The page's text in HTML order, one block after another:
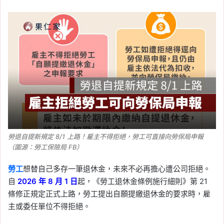
勞退自提新規定 8/1 上路！雇主不得拒絕，勞工可直接向勞保局申報
（圖源：勞工保險局 FB）
勞工想替自己多存一筆退休金，未來不必再擔心遭公司拒絕。
自 2026 年 8 月 1 日起，《勞工退休金條例施行細則》第 21
條修正規定正式上路，勞工提出自願提繳退休金的要求時，雇
主或委任單位不得拒絕。